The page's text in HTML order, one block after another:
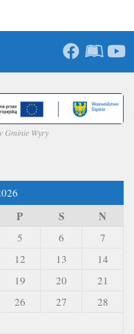
Gminie Wyry
P S N
5 6
7
12 13
14
19 20
21
26 27
28